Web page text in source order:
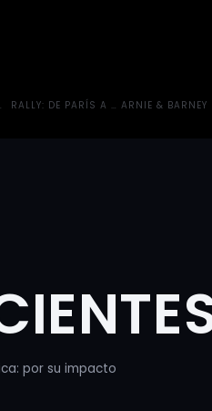
PUTIN
RALLY: DE PARÍS A LAS PIRÁMIDES
ARNIE & BARNEY
por su impacto